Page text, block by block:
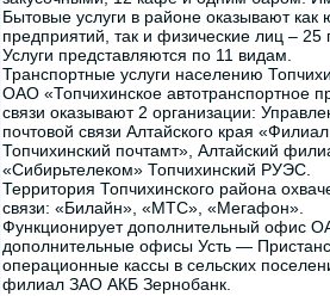
Бытовые услуги в районе оказывают как
предприятий, так и физические лиц – 25
Услуги представляются по 11 видам.
Транспортные услуги населению
ОАО «Топчихинское автотранспортное
связи оказывают 2 организации:
почтовой связи Алтайского края
Топчихинский почтамт», Алтайский
«Сибирьтелеком» Топчихинский РУЭС.
Территория Топчихинского района
связи: «Билайн», «МТС», «Мегафон».
Функционирует дополнительный офис
дополнительные офисы Усть —
операционные кассы в сельских
филиал ЗАО АКБ Зернобанк.